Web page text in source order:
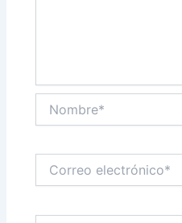
electrónico*